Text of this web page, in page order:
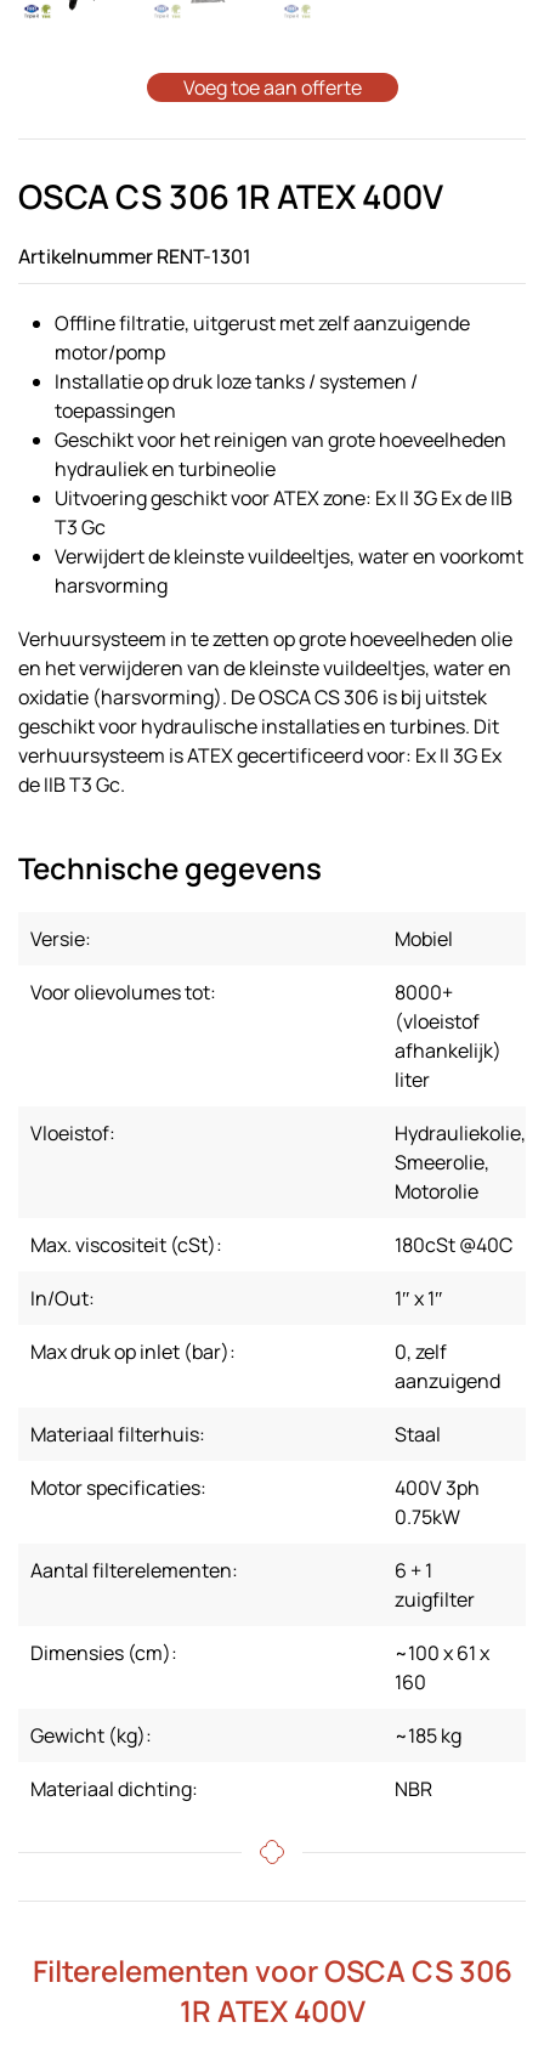
Voeg toe aan offerte
OSCA CS 306 1R ATEX 400V
Artikelnummer RENT-1301
Offline filtratie, uitgerust met zelf aanzuigende
motor/pomp
Installatie op druk loze tanks / systemen /
toepassingen
Geschikt voor het reinigen van grote hoeveelheden
hydrauliek en turbineolie
Uitvoering geschikt voor ATEX zone: Ex II 3G Ex de IIB
T3 Gc
Verwijdert de kleinste vuildeeltjes, water en voorkomt
harsvorming
Verhuursysteem in te zetten op grote hoeveelheden olie
en het verwijderen van de kleinste vuildeeltjes, water en
oxidatie (harsvorming). De OSCA CS 306 is bij uitstek
geschikt voor hydraulische installaties en turbines. Dit
verhuursysteem is ATEX gecertificeerd voor: Ex II 3G Ex
de IIB T3 Gc.
Technische gegevens
Versie:
Mobiel
Voor olievolumes tot:
8000+
(vloeistof
afhankelijk)
liter
Vloeistof:
Hydrauliekolie,
Smeerolie,
Motorolie
Max. viscositeit (cSt):
180cSt @40C
In/Out:
1″ x 1″
Max druk op inlet (bar):
0, zelf
aanzuigend
Materiaal filterhuis:
Staal
Motor specificaties:
400V 3ph
0.75kW
Aantal filterelementen:
6 + 1
zuigfilter
Dimensies (cm):
~100 x 61 x
160
Gewicht (kg):
~185 kg
Materiaal dichting:
NBR
Filterelementen voor OSCA CS 306
1R ATEX 400V